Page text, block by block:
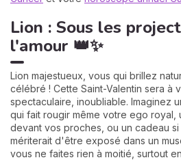
Lion : Sous les
l'amour 👑✨
Lion majestueux, vous qui brillez
célébré ! Cette Saint-Valentin sera à
spectaculaire, inoubliable. Imaginez
qui fait rougir même votre ego royal,
devant vos proches, ou un cadeau
mériterait d'être exposé dans un
vous ne faites rien à moitié, surtout